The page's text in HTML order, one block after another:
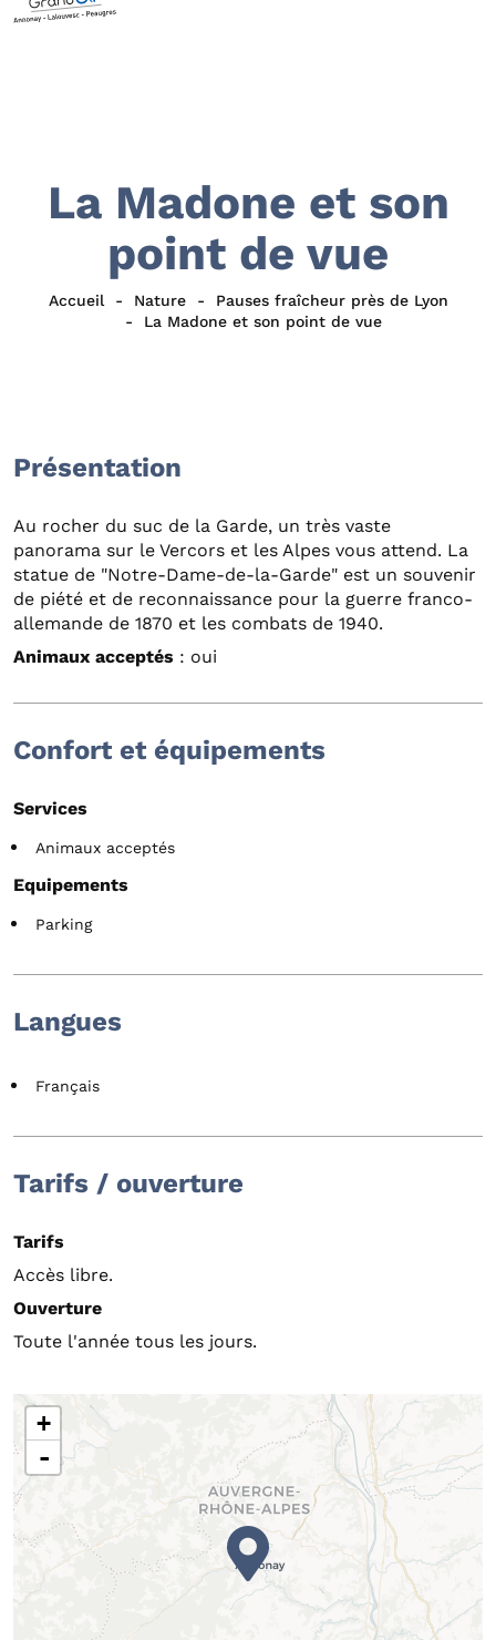
La Madone et son
point de vue
Accueil Nature
Pauses fraîcheur près de Lyon
La Madone et son point de vue
Présentation
Au rocher du suc de la Garde, un très vaste
panorama sur le Vercors et les Alpes vous attend. La
statue de "Notre-Dame-de-la-Garde" est un souvenir
de piété et de reconnaissance pour la guerre franco-
allemande de 1870 et les combats de 1940.
Animaux acceptés : oui
Confort et équipements
Services
Animaux acceptés
Equipements
Parking
Langues
Français
Tarifs / ouverture
Tarifs
Accès libre.
Ouverture
Toute l'année tous les jours.
+
-